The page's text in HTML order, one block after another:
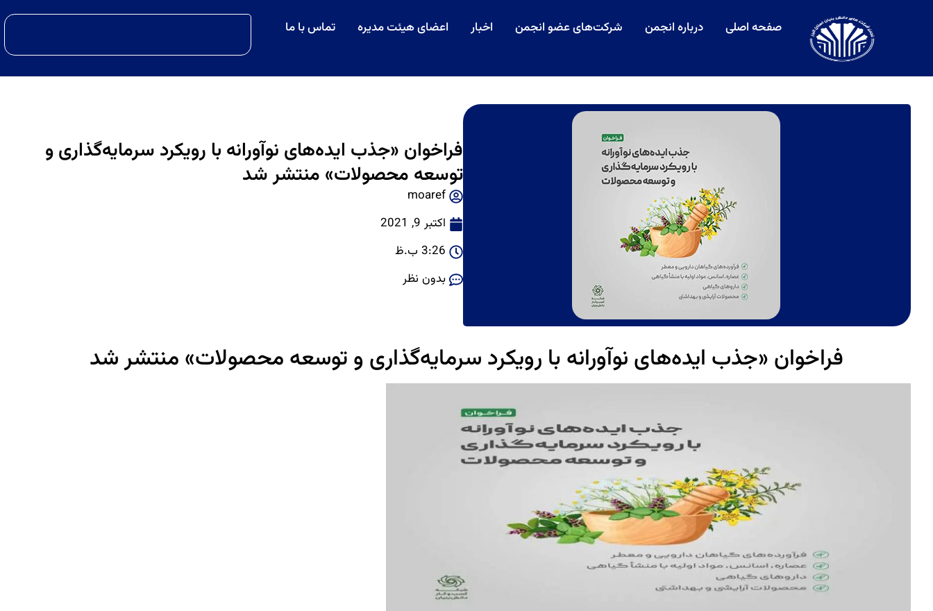
صفحه اصلی درباره انجمن شرکت‌های عضو انجمن اخبار اعضای هیئت مدیره تماس با ما
فراخوان «جذب ایده‌های نوآورانه با رویکرد سرمایه‌گذاری و
توسعه محصولات» منتشر شد
moaref
اکتبر 9, 2021
3:26 ب.ظ
بدون نظر
فراخوان «جذب ایده‌های نوآورانه با رویکرد سرمایه‌گذاری و توسعه محصولات» منتشر شد